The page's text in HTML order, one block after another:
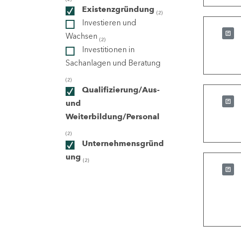
Existenzgründung (2)
Investieren und
Wachsen (2)
Investitionen in
Sachanlagen und Beratung
(2)
Qualifizierung/Aus-
und
Weiterbildung/Personal
(2)
Unternehmensgründ
ung (2)